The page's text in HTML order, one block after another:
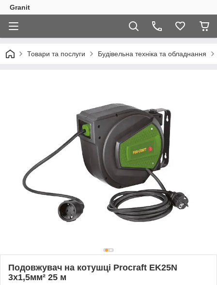
Granit
Товари та послуги Будівельна техніка та обладнання
Подовжувач на котушці Procraft EK25N
3x1,5мм² 25 м